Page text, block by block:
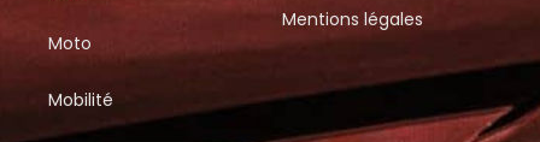
Moto
Mobilité
Mentions légales